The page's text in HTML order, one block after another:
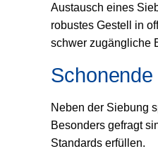
Austausch eines
robustes Gestell in
schwer zugängliche
Neben der Siebung
Besonders gefragt
Standards erfüllen.